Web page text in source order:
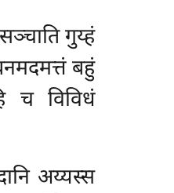
गुय्हं
बहुं
च विविधं
अय्यस्स